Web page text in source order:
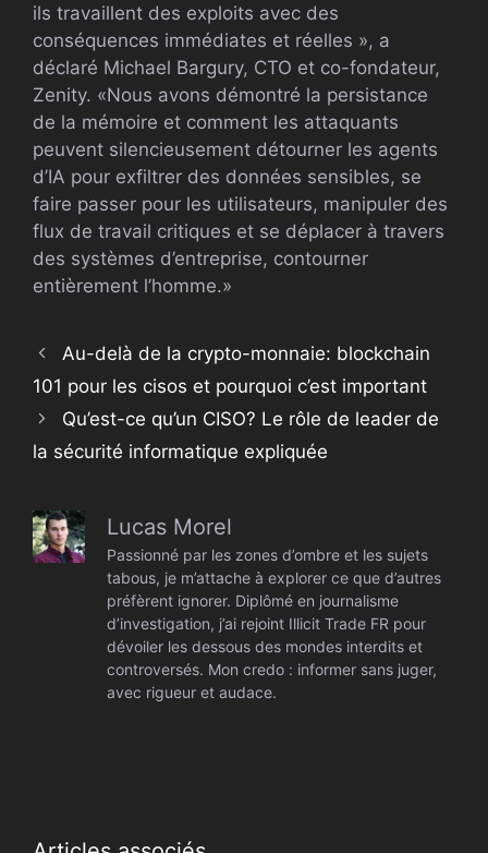
ils travaillent des exploits avec des
conséquences immédiates et réelles », a
déclaré Michael Bargury, CTO et co-fondateur,
Zenity. «Nous avons démontré la persistance
de la mémoire et comment les attaquants
peuvent silencieusement détourner les agents
d’IA pour exfiltrer des données sensibles, se
faire passer pour les utilisateurs, manipuler des
flux de travail critiques et se déplacer à travers
des systèmes d’entreprise, contourner
entièrement l’homme.»
Au-delà de la crypto-monnaie: blockchain
101 pour les cisos et pourquoi c’est important
Qu’est-ce qu’un CISO? Le rôle de leader de
la sécurité informatique expliquée
Lucas Morel
Passionné par les zones d’ombre et les sujets
tabous, je m’attache à explorer ce que d’autres
préfèrent ignorer. Diplômé en journalisme
d’investigation, j’ai rejoint Illicit Trade FR pour
dévoiler les dessous des mondes interdits et
controversés. Mon credo : informer sans juger,
avec rigueur et audace.